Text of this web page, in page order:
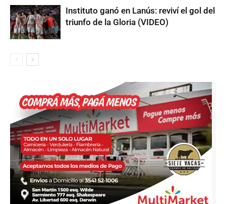
Instituto ganó en Lanús: reviví el gol del
triunfo de la Gloria (VIDEO)